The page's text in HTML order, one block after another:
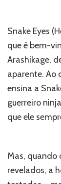
Snake Eyes
que é bem-
Arashikage,
aparente. Ao
ensina a
guerreiro
que ele
Mas, quando
revelados, a